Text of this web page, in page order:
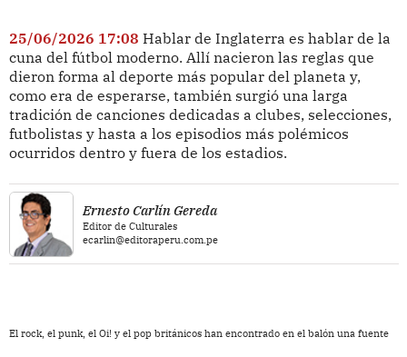
25/06/2026 17:08 Hablar de Inglaterra es hablar de la
cuna del fútbol moderno. Allí nacieron las reglas que
dieron forma al deporte más popular del planeta y,
como era de esperarse, también surgió una larga
tradición de canciones dedicadas a clubes, selecciones,
futbolistas y hasta a los episodios más polémicos
ocurridos dentro y fuera de los estadios.
Ernesto Carlín Gereda
Editor de Culturales
ecarlin@editoraperu.com.pe
El rock, el punk, el Oi! y el pop británicos han encontrado en el balón una fuente